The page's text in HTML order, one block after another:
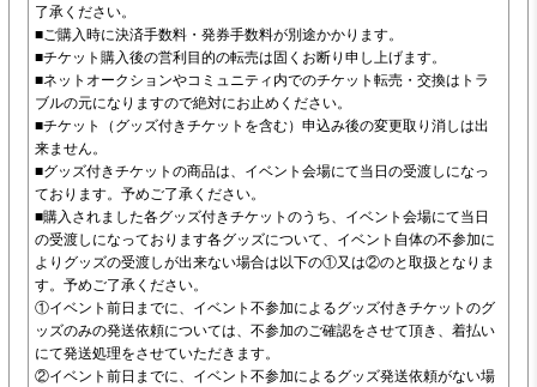
了承ください。
■ご購入時に決済手数料・発券手数料が別途かかります。
■チケット購入後の営利目的の転売は固くお断り申し上げます。
■ネットオークションやコミュニティ内でのチケット転売・交換はトラ
ブルの元になりますので絶対にお止めください。
■チケット（グッズ付きチケットを含む）申込み後の変更取り消しは出
来ません。
■グッズ付きチケットの商品は、イベント会場にて当日の受渡しになっ
ております。予めご了承ください。
■購入されました各グッズ付きチケットのうち、イベント会場にて当日
の受渡しになっております各グッズについて、イベント自体の不参加に
よりグッズの受渡しが出来ない場合は以下の①又は②のと取扱となりま
す。予めご了承ください。
①イベント前日までに、イベント不参加によるグッズ付きチケットのグ
ッズのみの発送依頼については、不参加のご確認をさせて頂き、着払い
にて発送処理をさせていただきます。
②イベント前日までに、イベント不参加によるグッズ発送依頼がない場